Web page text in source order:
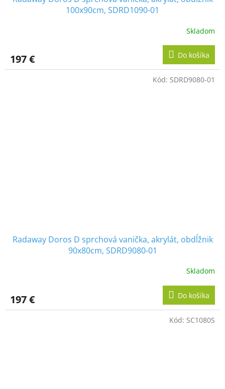
100x90cm, SDRD1090-01
Skladom
197 € Do košíka
Radaway Doros D sprchová vanička, akrylát, obdĺžnik
90x80cm, SDRD9080-01
Skladom
197 € Do košíka
Kód: SDRD9080-01
Kód: SC1080S